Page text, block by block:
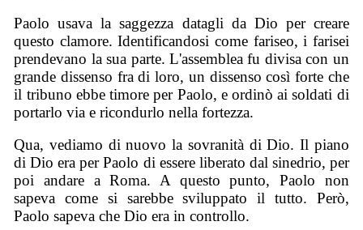
Paolo usava la saggezza datagli da Dio per creare
questo clamore. Identificandosi come fariseo, i farisei
prendevano la sua parte. L'assemblea fu divisa con un
grande dissenso fra di loro, un dissenso così forte che
il tribuno ebbe timore per Paolo, e ordinò ai soldati di
portarlo via e ricondurlo nella fortezza.
Qua, vediamo di nuovo la sovranità di Dio. Il piano
di Dio era per Paolo di essere liberato dal sinedrio, per
poi andare a Roma. A questo punto, Paolo non
sapeva come si sarebbe sviluppato il tutto. Però,
Paolo sapeva che Dio era in controllo.